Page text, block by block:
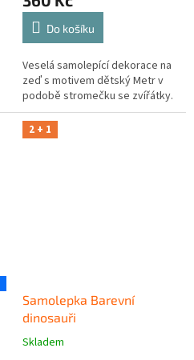
Do košíku
Veselá samolepící dekorace na
zeď s motivem dětský Metr v
podobě stromečku se zvířátky.
2 + 1
Samolepka Barevní
dinosauři
Skladem